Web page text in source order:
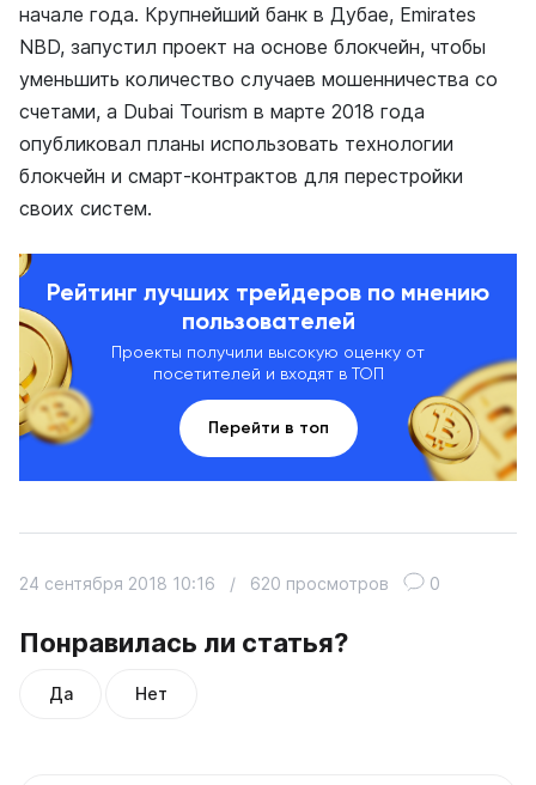
начале года. Крупнейший банк в Дубае, Emirates
NBD, запустил проект на основе блокчейн, чтобы
уменьшить количество случаев мошенничества со
счетами, а Dubai Tourism в марте 2018 года
опубликовал планы использовать технологии
блокчейн и смарт-контрактов для перестройки
своих систем.
Рейтинг лучших трейдеров по мнению
пользователей
Проекты получили высокую оценку от
посетителей и входят в ТОП
Перейти в топ
Понравилась ли статья?
Да Нет
24 сентября 2018 10:16 / 620 просмотров 0